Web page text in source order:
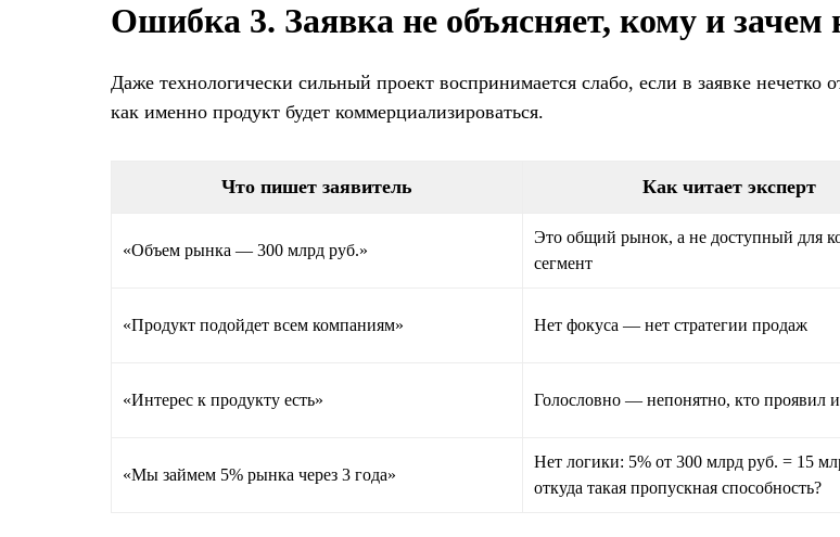
Ошибка 3. Заявка не объясняет, кому и зачем
Даже технологически сильный проект воспринимается слабо, если в заявке нечетко
как именно продукт будет коммерциализироваться.
Что пишет заявитель Как читает эксперт
«Объем рынка — 300 млрд руб.»
Это общий рынок, а не доступный для
сегмент
«Продукт подойдет всем компаниям» Нет фокуса — нет стратегии продаж
«Интерес к продукту есть» Голословно — непонятно, кто проявил
«Мы займем 5% рынка через 3 года»
Нет логики: 5% от 300 млрд руб. = 15
откуда такая пропускная способность?